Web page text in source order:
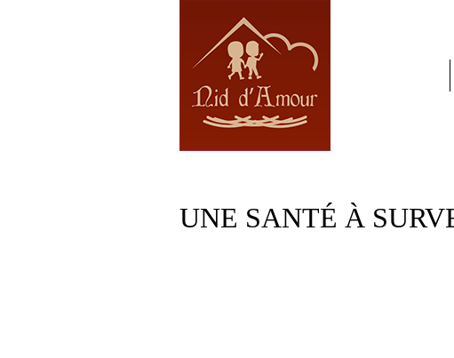
UNE SANTÉ À